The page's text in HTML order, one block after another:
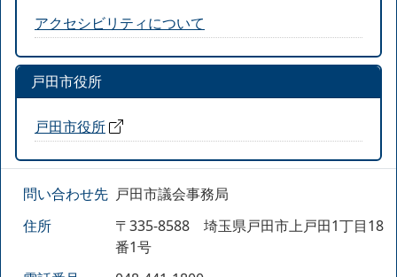
アクセシビリティについて
戸田市役所
戸田市役所
問い合わせ先 戸田市議会事務局
住所
〒335-8588 埼玉県戸田市上戸田1丁目18
番1号